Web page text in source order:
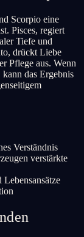
Scorpio eine
Pisces, regiert
Tiefe und
drückt Liebe
Pflege aus. Wenn
das Ergebnis
Verständnis
verstärkte